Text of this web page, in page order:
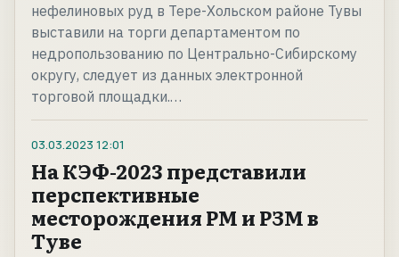
нефелиновых руд в Тере-Хольском районе Тувы
выставили на торги департаментом по
недропользованию по Центрально-Сибирскому
округу, следует из данных электронной
торговой площадки.…
03.03.2023 12:01
На КЭФ-2023 представили
перспективные
месторождения РМ и РЗМ в
Туве